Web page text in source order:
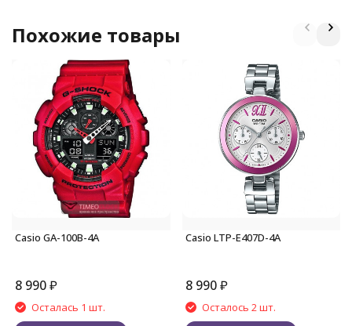
Похожие товары
Casio GA-100B-4A
8 990₽
Осталась 1 шт.
Casio LTP-E407D-4A
8 990 ₽
Осталось 2 шт.